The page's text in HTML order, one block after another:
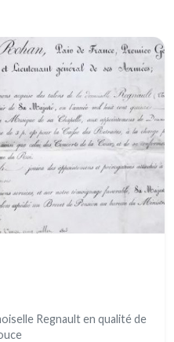
Regnault en qualité de